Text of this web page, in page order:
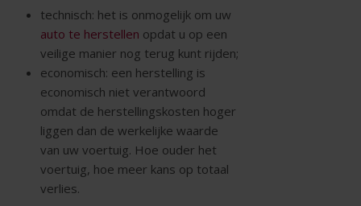
technisch: het is onmogelijk om uw
auto te herstellen opdat u op een
veilige manier nog terug kunt rijden;
economisch: een herstelling is
economisch niet verantwoord
omdat de herstellingskosten hoger
liggen dan de werkelijke waarde
van uw voertuig. Hoe ouder het
voertuig, hoe meer kans op totaal
verlies.